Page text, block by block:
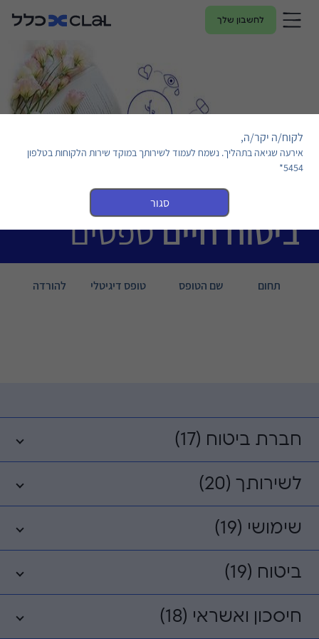
לחשבון שלך
ביטוח חייםטפסים
תחום שם הטופס טופס דיגיטלי להורדה
חברת ביטוח (17)
לשירותך (20)
שימושי (19)
ביטוח (19)
חיסכון ואשראי (18)
לקוח/ה יקר/ה,
אירעה שגיאה בתהליך. נשמח לעמוד לשירותך במוקד שירות הלקוחות בטלפון
5454*
סגור